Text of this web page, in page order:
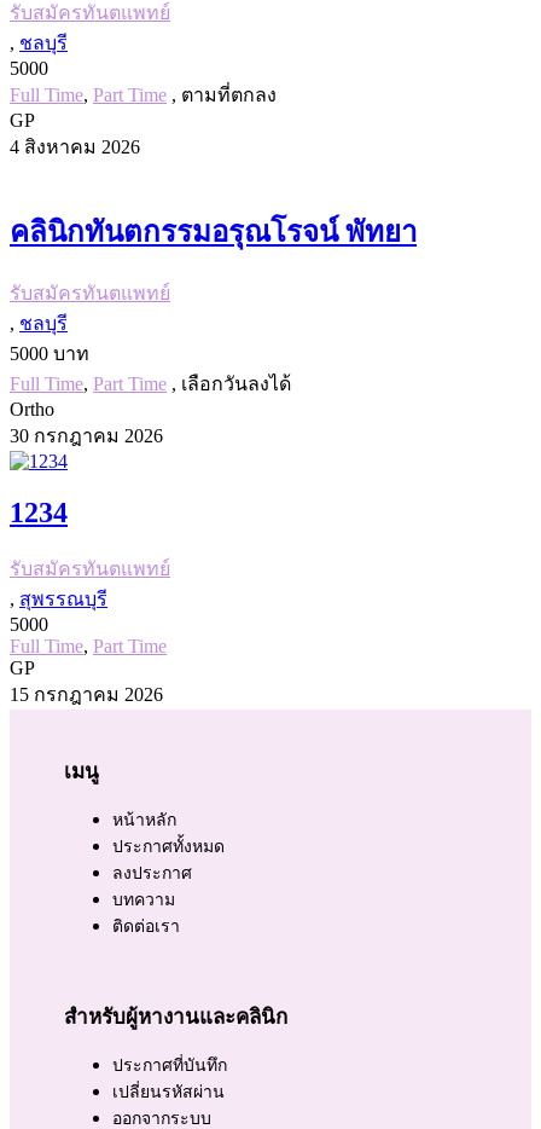
รับสมัครทันตแพทย์
, ชลบุรี
5000
Full Time, Part Time , ตามที่ตกลง
GP
4 สิงหาคม 2026
คลินิกทันตกรรมอรุณโรจน์ พัทยา
รับสมัครทันตแพทย์
, ชลบุรี
5000 บาท
Full Time, Part Time , เลือกวันลงได้
Ortho
30 กรกฎาคม 2026
1234
รับสมัครทันตแพทย์
, สุพรรณบุรี
5000
Full Time, Part Time
GP
15 กรกฎาคม 2026
เมนู
หน้าหลัก
ประกาศทั้งหมด
ลงประกาศ
บทความ
ติดต่อเรา
สำหรับผู้หางานและคลินิก
ประกาศที่บันทึก
เปลี่ยนรหัสผ่าน
ออกจากระบบ